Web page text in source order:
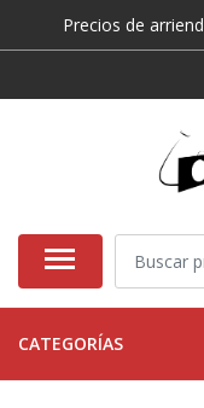
Precios de
CATEGORÍAS